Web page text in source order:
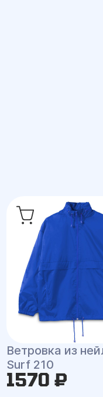
Ветровка из
Surf 210
1570 ₽